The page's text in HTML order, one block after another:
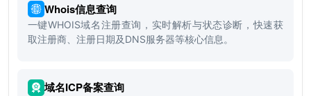
Whois信息查询
一键WHOIS域名注册查询，实时解析与状态诊断，快速获
取注册商、注册日期及DNS服务器等核心信息。
域名ICP备案查询